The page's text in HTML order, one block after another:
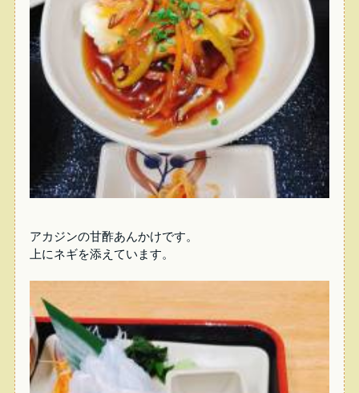
アカジンの甘酢あんかけです。
上にネギを添えています。